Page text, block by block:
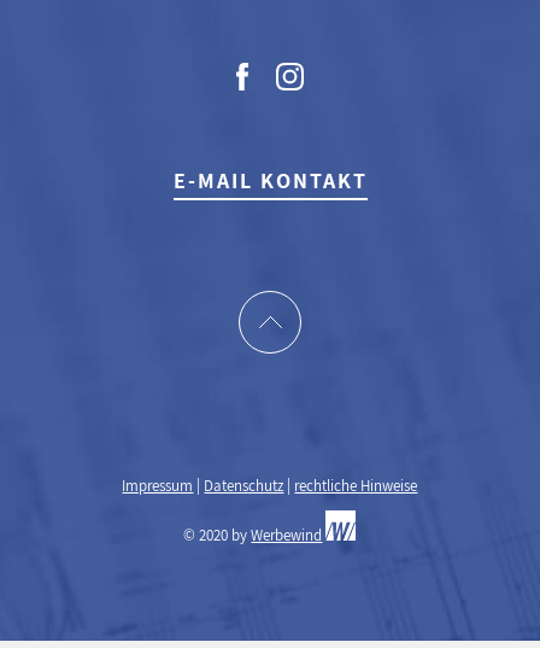
E-MAIL KONTAKT
Impressum Datenschutz rechtliche Hinweise
© 2020 byWerbewind